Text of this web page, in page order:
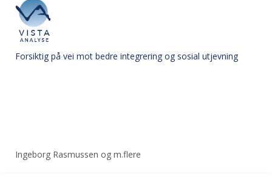
Forsiktig på vei mot bedre integrering og sosial utjevning
Ingeborg Rasmussen og m.flere